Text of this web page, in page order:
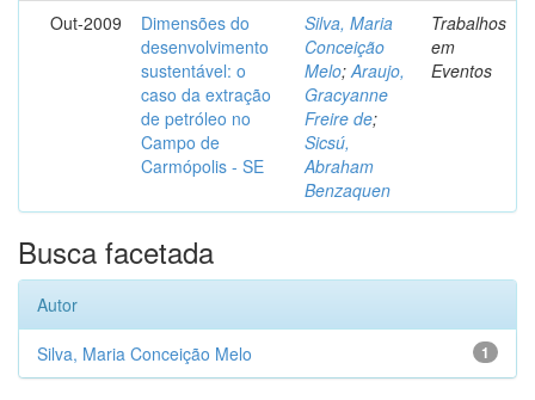
Out-2009
Dimensões do
desenvolvimento
sustentável: o
caso da extração
de petróleo no
Campo de
Carmópolis - SE
Silva, Maria
Conceição
Melo;Araujo,
Gracyanne
Freire de;
Sicsú,
Abraham
Benzaquen
Trabalhos
em
Eventos
Busca facetada
Autor
1
Silva, Maria Conceição Melo